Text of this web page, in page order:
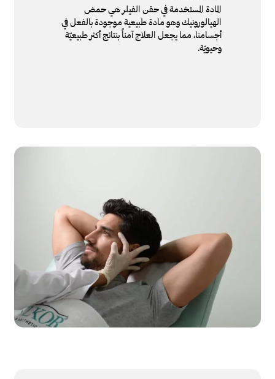
المادة المستخدمة في حقن الفيلر هي حمض
الهيالورونيك وهو مادة طبيعية موجودة بالفعل في
أجسامنا، مما يجعل العلاج آمناً بنتائج أكثر طبيعيّة
وحيويّة.